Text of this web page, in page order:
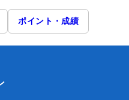
ポイント・成績